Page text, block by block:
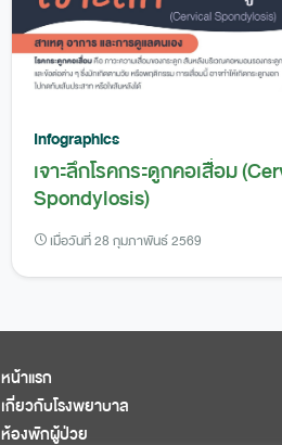
Infographics
เจาะลึกโรคกระดูกคอเสื่อม
Spondylosis)
เมื่อวันที่ 28 กุมภาพันธ์ 2569
หน้าแรก
เกี่ยวกับโรงพยาบาล
ห้องพักผู้ป่วย